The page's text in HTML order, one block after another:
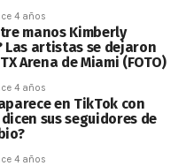
4 años
manos Kimberly
Las artistas se dejaron
Arena de Miami (FOTO)
4 años
en TikTok con
sus seguidores de
4 años